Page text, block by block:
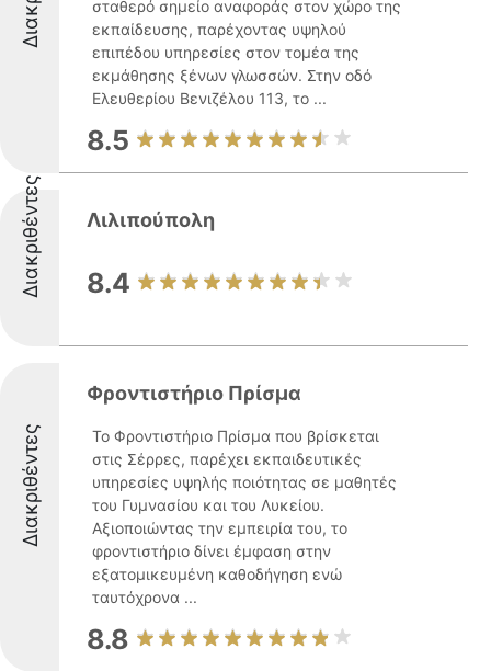
σταθερό σημείο αναφοράς στον χώρο της
εκπαίδευσης, παρέχοντας υψηλού
επιπέδου υπηρεσίες στον τομέα της
εκμάθησης ξένων γλωσσών. Στην οδό
Ελευθερίου Βενιζέλου 113, το ...
8.5
Διακριθέντες Λιλιπούπολη
8.4
Διακριθέντες
Φροντιστήριο Πρίσμα
Το Φροντιστήριο Πρίσμα που βρίσκεται
στις Σέρρες, παρέχει εκπαιδευτικές
υπηρεσίες υψηλής ποιότητας σε μαθητές
του Γυμνασίου και του Λυκείου.
Αξιοποιώντας την εμπειρία του, το
φροντιστήριο δίνει έμφαση στην
εξατομικευμένη καθοδήγηση ενώ
ταυτόχρονα ...
8.8